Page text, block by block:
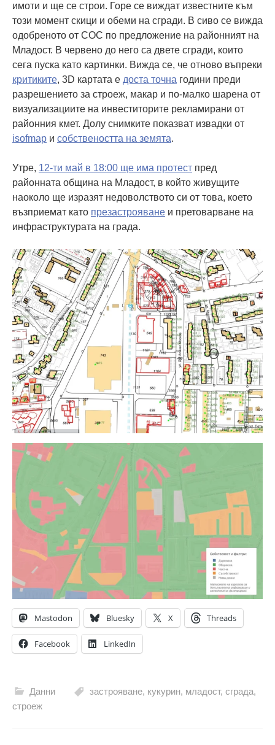
имоти и ще се строи. Горе се виждат известните към
този момент скици и обеми на сгради. В сиво се вижда
одобреното от СОС по предложение на районният на
Младост. В червено до него са двете сгради, които
сега пуска като картинки. Вижда се, че отново въпреки
критиките, 3D картата е доста точна години преди
разрешението за строеж, макар и по-малко шарена от
визуализациите на инвеститорите рекламирани от
районния кмет. Долу снимките показват извадки от
isofmap и собствеността на земята.
Утре, 12-ти май в 18:00 ще има протест пред
районната община на Младост, в който живущите
наоколо ще изразят недоволството си от това, което
възприемат като презастрояване и претоварване на
инфраструктурата на града.
Mastodon Bluesky X Threads
Facebook LinkedIn
Данни застрояване, кукурин, младост, сграда,
строеж